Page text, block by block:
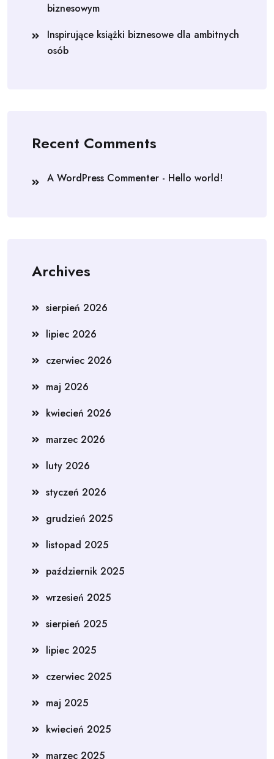
biznesowym
Inspirujące książki biznesowe dla ambitnych
osób
Recent Comments
A WordPress Commenter - Hello world!
Archives
sierpień 2026
lipiec 2026
czerwiec 2026
maj 2026
kwiecień 2026
marzec 2026
luty 2026
styczeń 2026
grudzień 2025
listopad 2025
październik 2025
wrzesień 2025
sierpień 2025
lipiec 2025
czerwiec 2025
maj 2025
kwiecień 2025
marzec 2025